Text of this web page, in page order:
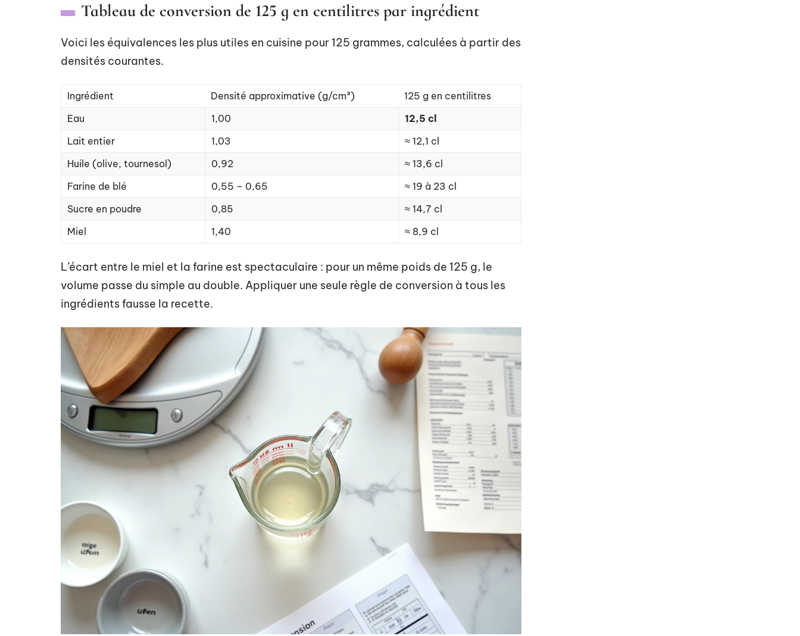
Tableau de conversion de 125 g en centilitres par ingrédient
Voici les équivalences les plus utiles en cuisine pour 125 grammes, calculées à partir des
densités courantes.
Ingrédient Densité approximative (g/cm³)
125 g en centilitres
Eau
1,00
12,5 cl
Lait entier
1,03
≈ 12,1 cl
Huile (olive, tournesol)
0,92
≈ 13,6 cl
Farine de blé
0,55 – 0,65
≈ 19 à 23 cl
Sucre en poudre
0,85
≈ 14,7 cl
Miel
1,40 ≈ 8,9 cl
L’écart entre le miel et la farine est spectaculaire : pour un même poids de 125 g, le
volume passe du simple au double. Appliquer une seule règle de conversion à tous les
ingrédients fausse la recette.